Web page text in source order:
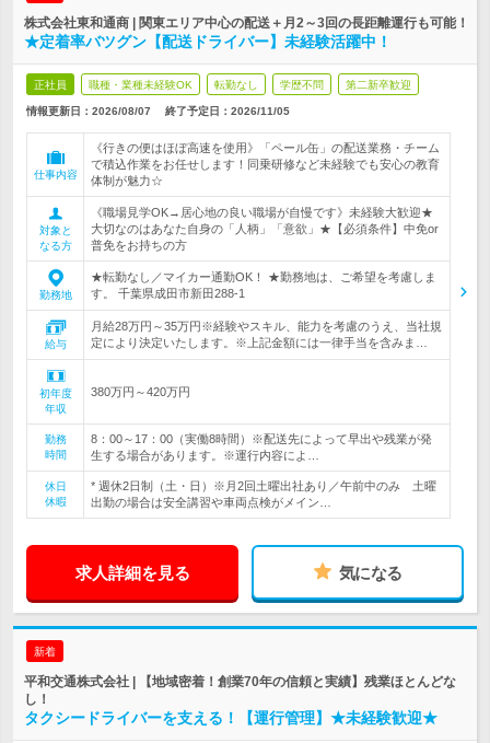
株式会社東和通商 | 関東エリア中心の配送＋月2～3回の長距離運行も可能！
★定着率バツグン【配送ドライバー】未経験活躍中！
正社員 職種・業種未経験OK 転勤なし 学歴不問 第二新卒歓迎
情報更新日：2026/08/07 終了予定日： 2026/11/05
仕事内容
《行きの便はほぼ高速を使用》「ペール缶」の配送業務・チーム
で積込作業をお任せします！同乗研修など未経験でも安心の教育
体制が魅力☆
対象と
なる方
《職場見学OK→居心地の良い職場が自慢です》未経験大歓迎★
大切なのはあなた自身の「人柄」「意欲」★【必須条件】中免or
普免をお持ちの方
勤務地
★転勤なし／マイカー通勤OK！ ★勤務地は、ご希望を考慮しま
す。 千葉県成田市新田288-1
給与
月給28万円～35万円※経験やスキル、能力を考慮のうえ、当社規
定により決定いたします。※上記金額には一律手当を含みま…
初年度
年収
380万円～420万円
勤務
時間
8：00～17：00（実働8時間）※配送先によって早出や残業が発
生する場合があります。※運行内容によ…
休日
休暇
* 週休2日制（土・日）※月2回土曜出社あり／午前中のみ 土曜
出勤の場合は安全講習や車両点検がメイン…
求人詳細を見る 気になる
新着
平和交通株式会社 | 【地域密着！創業70年の信頼と実績】残業ほとんどな
し！
タクシードライバーを支える！【運行管理】★未経験歓迎★